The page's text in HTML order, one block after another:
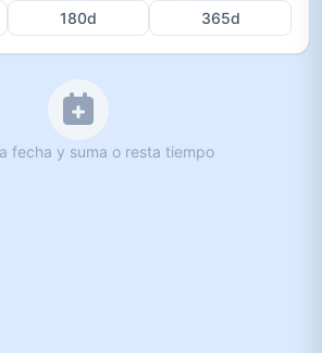
180d 365d
fecha y suma o resta tiempo